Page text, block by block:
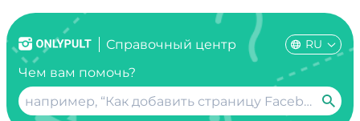
Справочный центр RU
Чем вам помочь?